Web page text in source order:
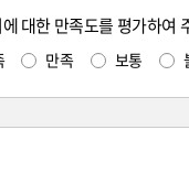
대한 만족도를 평가하여
만족 보통